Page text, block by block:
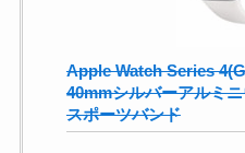
Apple Watch Series
40mmシルバーアルミ
スポーツバンド